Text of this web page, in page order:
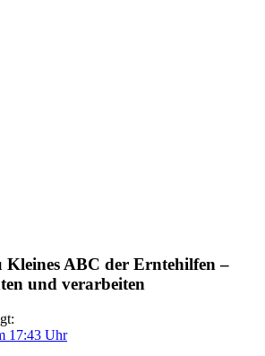
Kleines ABC der Erntehilfen –
und verarbeiten
17:43 Uhr